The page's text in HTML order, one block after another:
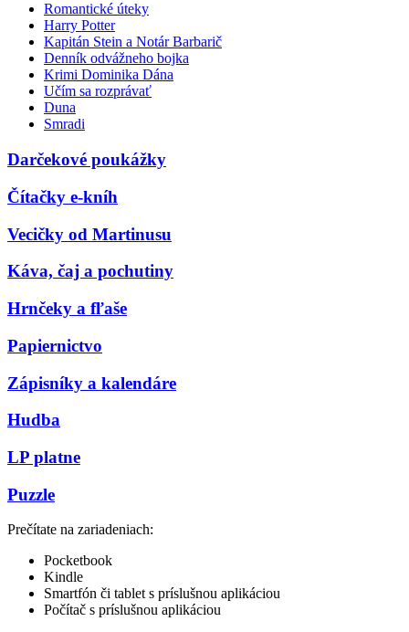
Romantické úteky
Harry Potter
Kapitán Stein a Notár Barbarič
Denník odvážneho bojka
Krimi Dominika Dána
Učím sa rozprávať
Duna
Smradi
Darčekové poukážky
Čítačky e-kníh
Vecičky od Martinusu
Káva, čaj a pochutiny
Hrnčeky a fľaše
Papiernictvo
Zápisníky a kalendáre
Hudba
LP platne
Puzzle
Prečítate na zariadeniach:
Pocketbook
Kindle
Smartfón či tablet s príslušnou aplikáciou
Počítač s príslušnou aplikáciou